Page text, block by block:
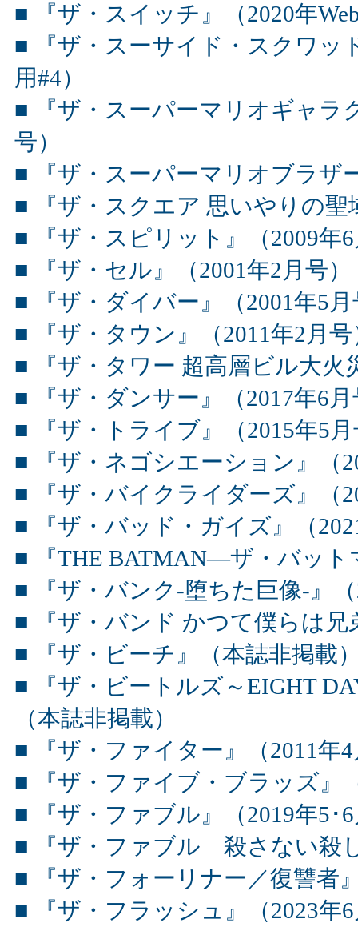
■ 『ザ・スイッチ』（2020年
■ 『ザ・スーサイド・スクワッ
用#4）
■ 『ザ・スーパーマリオギャラ
号）
■ 『ザ・スーパーマリオブラザ
■ 『ザ・スクエア 思いやりの聖
■ 『ザ・スピリット』（2009年
■ 『ザ・セル』（2001年2月号）
■ 『ザ・ダイバー』（2001年5
■ 『ザ・タウン』（2011年2月号
■ 『ザ・タワー 超高層ビル大火
■ 『ザ・ダンサー』（2017年6
■ 『ザ・トライブ』（2015年5
■ 『ザ・ネゴシエーション』（
■ 『ザ・バイクライダーズ』（
■ 『ザ・バッド・ガイズ』（
■ 『THE BATMAN―ザ・バット
■ 『ザ・バンク-堕ちた巨像-』
■ 『ザ・バンド かつて僕らは兄
■ 『ザ・ビーチ』（本誌非掲載
■ 『ザ・ビートルズ～EIGHT
（本誌非掲載）
■ 『ザ・ファイター』（2011年
■ 『ザ・ファイブ・ブラッズ』
■ 『ザ・ファブル』（2019年5･
■ 『ザ・ファブル 殺さない殺
■ 『ザ・フォーリナー／復讐者
■ 『ザ・フラッシュ』（2023年